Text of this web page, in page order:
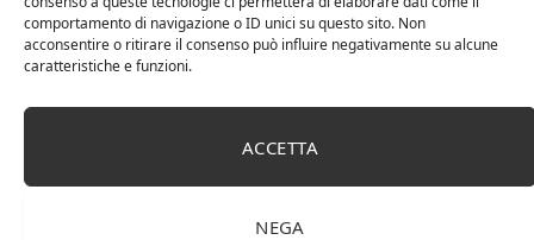
comportamento di navigazione o ID unici su questo sito. Non
acconsentire o ritirare il consenso può influire negativamente su alcune
caratteristiche e funzioni.
ACCETTA
NEGA
(Lu x La x A), effetto quercia(In precedenza